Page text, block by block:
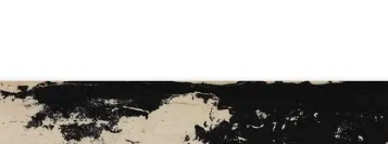
1960-1964
1964-1969
1970-1974